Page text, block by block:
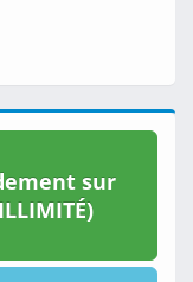
sur